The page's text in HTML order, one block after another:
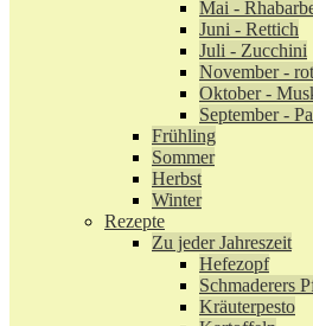
Mai -
Juni - Rettich
Juli - Zucchini
November -
Oktober -
September -
Frühling
Sommer
Herbst
Winter
Rezepte
Zu jeder Jahreszeit
Hefezopf
Schmaderers
Kräuterpesto